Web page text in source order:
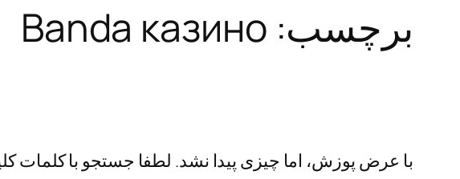
برچسب: Banda казино
با عرض پوزش، اما چیزی پیدا نشد. لطفا جستجو با کلمات